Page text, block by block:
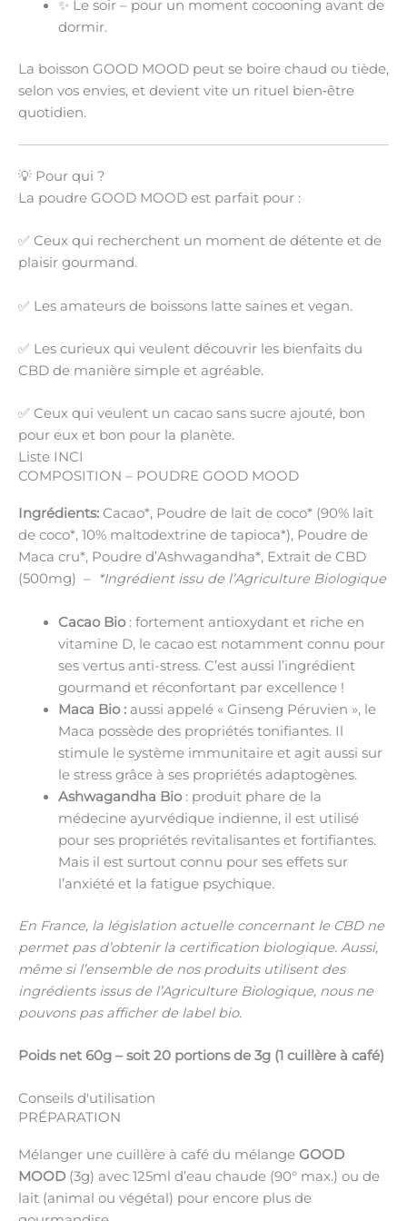
✨ Le soir– pour un moment cocooning avant de
dormir.
La boisson GOOD MOOD peut se boire chaud ou tiède,
selon vos envies, et devient vite un rituel bien‑être
quotidien.
💡 Pour qui ?
La poudre GOOD MOOD est parfait pour :
✅ Ceux qui recherchent un moment de détente et de
plaisir gourmand.
✅ Les amateurs de boissons latte saines et vegan.
✅ Les curieux qui veulent découvrir les bienfaits du
CBD de manière simple et agréable.
✅ Ceux qui veulent un cacao sans sucre ajouté, bon
pour eux et bon pour la planète.
Liste INCI
COMPOSITION – POUDRE GOOD MOOD
Ingrédients: Cacao*, Poudre de lait de coco* (90% lait
de coco*, 10% maltodextrine de tapioca*), Poudre de
Maca cru*, Poudre d’Ashwagandha*, Extrait de CBD
(500mg) – *Ingrédient issu de l’Agriculture Biologique
Cacao Bio: fortement antioxydant et riche en
vitamine D, le cacao est notamment connu pour
ses vertus anti-stress. C’est aussi l’ingrédient
gourmand et réconfortant par excellence !
Maca Bio :aussi appelé « Ginseng Péruvien », le
Maca possède des propriétés tonifiantes. Il
stimule le système immunitaire et agit aussi sur
le stress grâce à ses propriétés adaptogènes.
Ashwagandha Bio: produit phare de la
médecine ayurvédique indienne, il est utilisé
pour ses propriétés revitalisantes et fortifiantes.
Mais il est surtout connu pour ses effets sur
l’anxiété et la fatigue psychique.
En France, la législation actuelle concernant le CBD ne
permet pas d’obtenir la certification biologique. Aussi,
même si l’ensemble de nos produits utilisent des
ingrédients issus de l’Agriculture Biologique, nous ne
pouvons pas afficher de label bio.
Poids net 60g – soit 20 portions de 3g (1 cuillère à café)
Conseils d'utilisation
PRÉPARATION
Mélanger une cuillère à café du mélange GOOD
MOOD (3g) avec 125ml d’eau chaude (90° max.) ou de
lait (animal ou végétal) pour encore plus de